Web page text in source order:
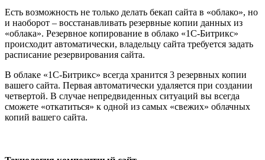
Есть возможность не только делать бекап сайта в «облако», но
и наоборот – восстанавливать резервные копии данных из
«облака». Резервное копирование в облако «1С-Битрикс»
происходит автоматически, владельцу сайта требуется задать
расписание резервирования сайта.
В облаке «1С-Битрикс» всегда хранится 3 резервных копии
вашего сайта. Первая автоматически удаляется при создании
четвертой. В случае непредвиденных ситуаций вы всегда
сможете «откатиться» к одной из самых «свежих» облачных
копий вашего сайта.